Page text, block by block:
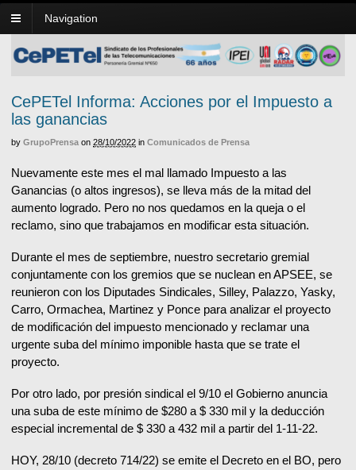
Navigation
CePETel Informa: Acciones por el Impuesto a
las ganancias
by GrupoPrensa on 28/10/2022 in Comunicados de Prensa
Nuevamente este mes el mal llamado Impuesto a las
Ganancias (o altos ingresos), se lleva más de la mitad del
aumento logrado. Pero no nos quedamos en la queja o el
reclamo, sino que trabajamos en modificar esta situación.
Durante el mes de septiembre, nuestro secretario gremial
conjuntamente con los gremios que se nuclean en APSEE, se
reunieron con los Diputades Sindicales, Silley, Palazzo, Yasky,
Carro, Ormachea, Martinez y Ponce para analizar el proyecto
de modificación del impuesto mencionado y reclamar una
urgente suba del mínimo imponible hasta que se trate el
proyecto.
Por otro lado, por presión sindical el 9/10 el Gobierno anuncia
una suba de este mínimo de $280 a $ 330 mil y la deducción
especial incremental de $ 330 a 432 mil a partir del 1-11-22.
HOY, 28/10 (decreto 714/22) se emite el Decreto en el BO, pero